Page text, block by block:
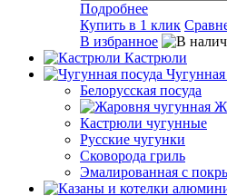
Подробнее
Купить в 1 клик
В избранное
Кастрюли
Чугунная
Белорусская посуда
Кастрюли чугунные
Русские чугунки
Сковорода гриль
Эмалированная с